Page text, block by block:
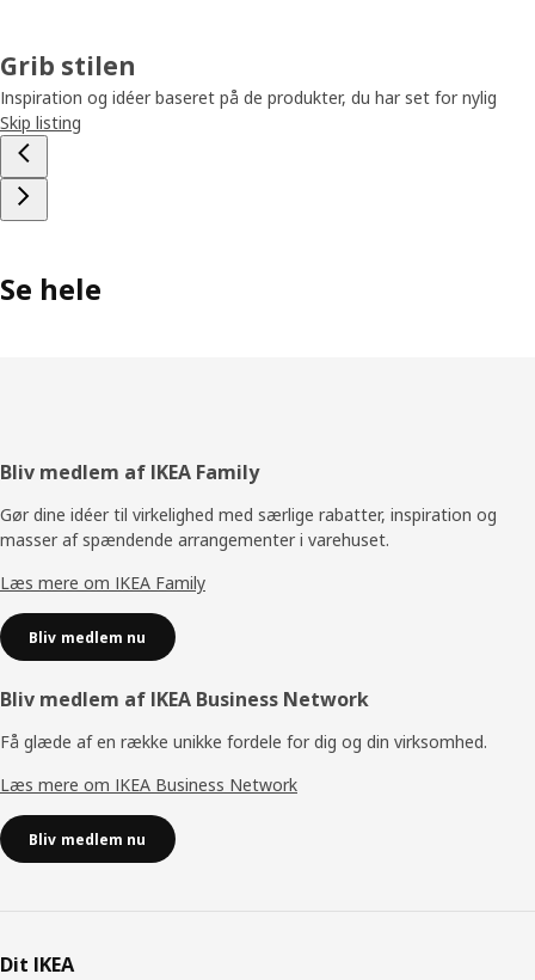
Grib stilen
Inspiration og idéer baseret på de produkter, du har set for nylig
Skip listing
Se hele
Footer
Bliv medlem af IKEA Family
Gør dine idéer til virkelighed med særlige rabatter, inspiration og
masser af spændende arrangementer i varehuset.
Læs mere om IKEA Family
Bliv medlem nu
Bliv medlem af IKEA Business Network
Få glæde af en række unikke fordele for dig og din virksomhed.
Læs mere om IKEA Business Network
Bliv medlem nu
Dit IKEA